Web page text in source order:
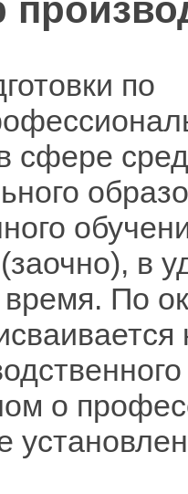
по
сфере
в
По
о